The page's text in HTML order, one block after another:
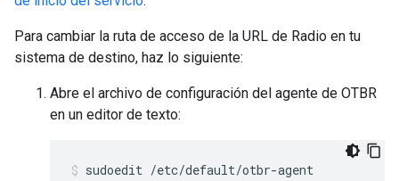
Para cambiar la ruta de acceso de la URL de Radio en tu
sistema de destino, haz lo siguiente:
Abre el archivo de configuración del agente de OTBR
en un editor de texto:
sudoedit /etc/default/otbr-agent